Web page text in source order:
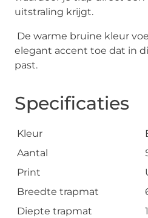
uitstraling krijgt.
De warme bruine kleur
elegant accent toe dat in
past.
Specificaties
Kleur
Aantal
Print
Breedte trapmat
Diepte trapmat